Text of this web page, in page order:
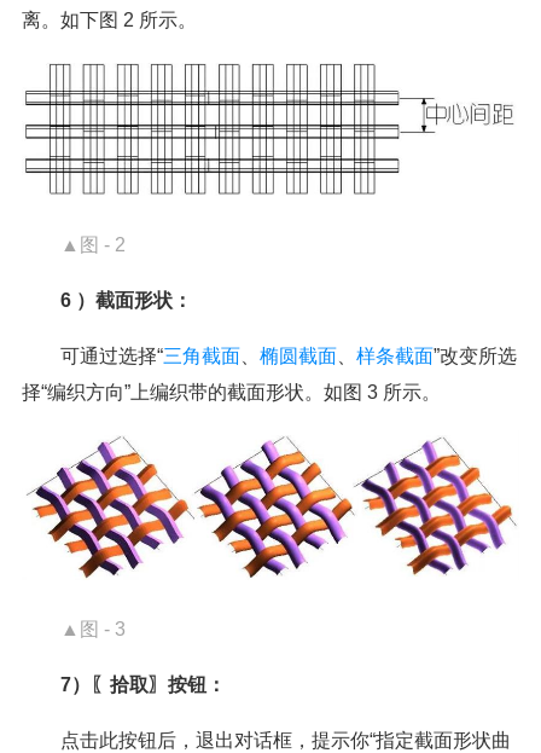
离。如下图 2 所示。
▲图 - 2
6 ）截面形状：
可通过选择“三角截面 椭圆截面 样条截面”改变所选
择“编织方向”上编织带的截面形状。如图 3 所示。
▲图 - 3
7）〖拾取〗按钮：
点击此按钮后，退出对话框，提示你“指定截面形状曲